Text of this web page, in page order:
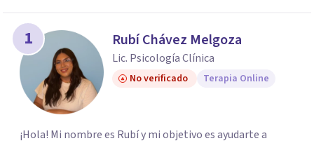
1 Rubí Chávez Melgoza
Lic. Psicología Clínica
No verificado Terapia Online
¡Hola! Mi nombre es Rubí y mi objetivo es ayudarte a